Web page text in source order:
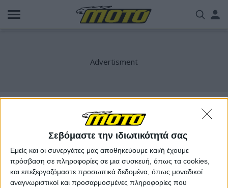
Σεβόμαστε την ιδιωτικότητά σας
Εμείς και οι συνεργάτες μας αποθηκεύουμε και/ή έχουμε
πρόσβαση σε πληροφορίες σε μια συσκευή, όπως τα cookies,
και επεξεργαζόμαστε προσωπικά δεδομένα, όπως μοναδικοί
αναγνωριστικοί και προσαρμοσμένες πληροφορίες που
Παράκαμψη
προς